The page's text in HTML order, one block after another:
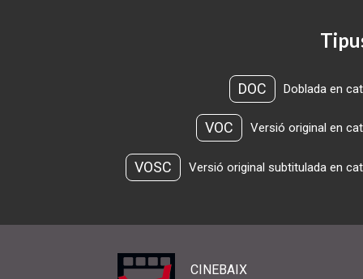
DOC Doblada en
VOC Versió original en
VOSC Versió original subtitulada en
CINEBAIX